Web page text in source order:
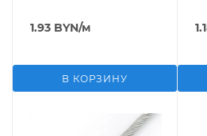
1.93 BYN/м
В КОРЗИНУ